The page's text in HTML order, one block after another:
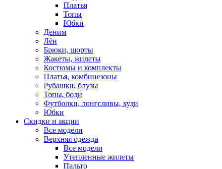
Платья
Топы
Юбки
Деним
Лён
Брюки, шорты
Жакеты, жилеты
Костюмы и комплекты
Платья, комбинезоны
Рубашки, блузы
Топы, боди
Футболки, лонгсливы, худи
Юбки
Скидки и акции
Все модели
Верхняя одежда
Все модели
Утепленные жилеты
Пальто